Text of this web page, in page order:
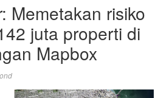
Memetakan risiko
juta properti di
Mapbox